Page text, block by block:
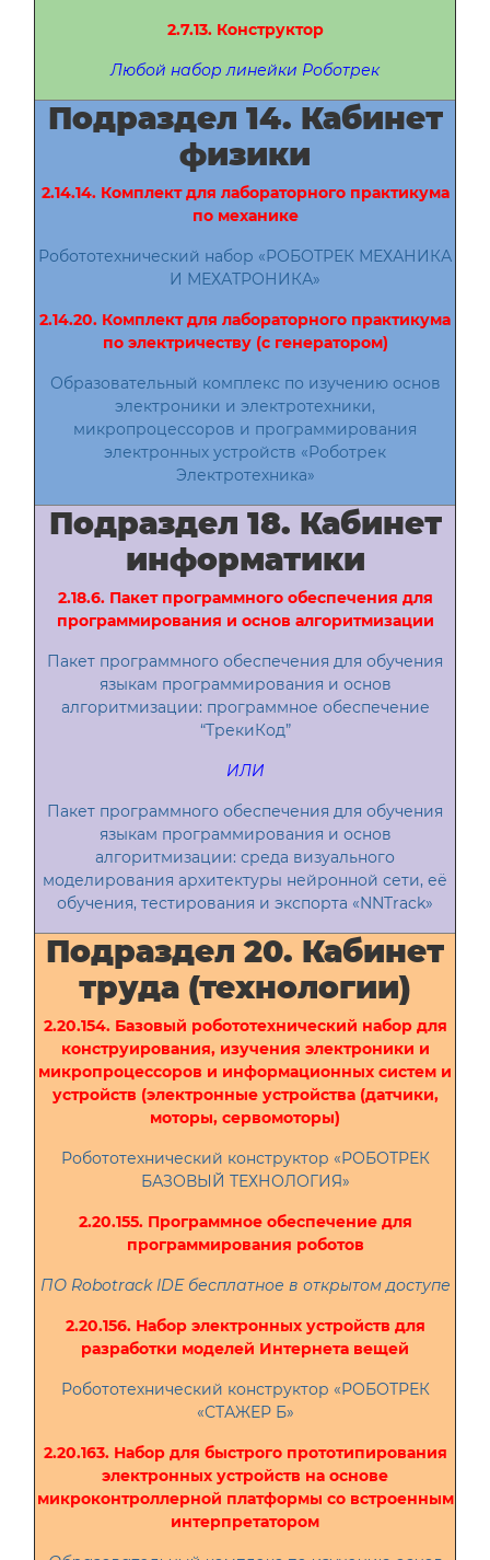
2.7.13. Конструктор
Любой набор линейки Роботрек
Подраздел 14. Кабинет
физики
2.14.14. Комплект для лабораторного практикума
по механике
Робототехнический набор «РОБОТРЕК МЕХАНИКА
И МЕХАТРОНИКА»
2.14.20. Комплект для лабораторного практикума
по электричеству (с генератором)
Образовательный комплекс по изучению основ
электроники и электротехники,
микропроцессоров и программирования
электронных устройств «Роботрек
Электротехника»
Подраздел 18. Кабинет
информатики
2.18.6. Пакет программного обеспечения для
программирования и основ алгоритмизации
Пакет программного обеспечения для обучения
языкам программирования и основ
алгоритмизации: программное обеспечение
“ТрекиКод”
ИЛИ
Пакет программного обеспечения для обучения
языкам программирования и основ
алгоритмизации: среда визуального
моделирования архитектуры нейронной сети, её
обучения, тестирования и экспорта «NNTrack»
Подраздел 20. Кабинет
труда (технологии)
2.20.154. Базовый робототехнический набор для
конструирования, изучения электроники и
микропроцессоров и информационных систем и
устройств (электронные устройства (датчики,
моторы, сервомоторы)
Робототехнический конструктор «РОБОТРЕК
БАЗОВЫЙ ТЕХНОЛОГИЯ»
2.20.155. Программное обеспечение для
программирования роботов
ПО Robotrack IDE бесплатное в открытом доступе
2.20.156. Набор электронных устройств для
разработки моделей Интернета вещей
Робототехнический конструктор «РОБОТРЕК
«СТАЖЕР Б»
2.20.163. Набор для быстрого прототипирования
электронных устройств на основе
микроконтроллерной платформы со встроенным
интерпретатором